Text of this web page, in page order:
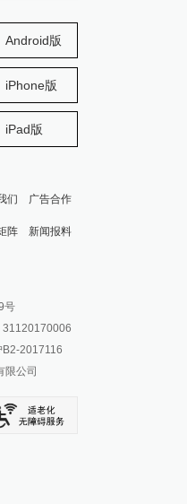
Android版
iPhone版
iPad版
们 广告合作
阵
平台
新闻报料
号
31120170006
B2-2017116
限公司